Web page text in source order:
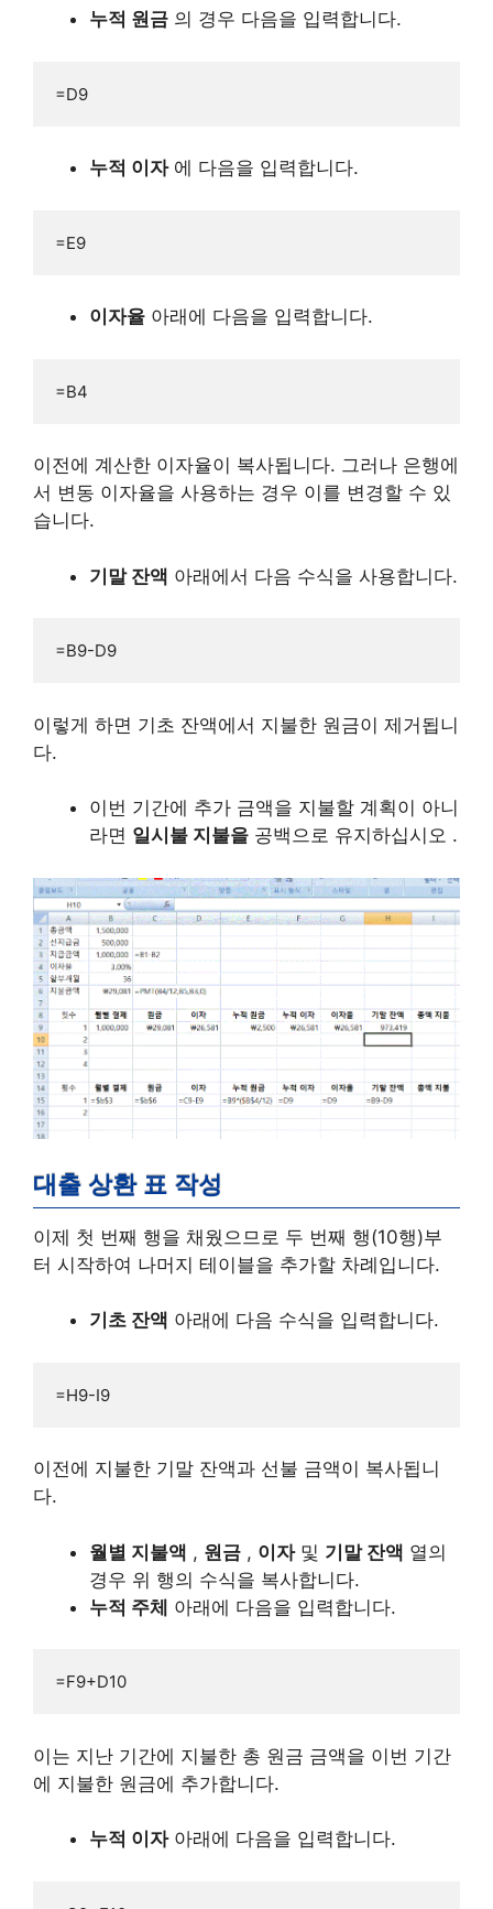
누적 원금 의 경우 다음을 입력합니다.
=D9
누적 이자에 다음을 입력합니다.
=E9
이자율 아래에 다음을 입력합니다.
=B4
이전에 계산한 이자율이 복사됩니다. 그러나 은행에
서 변동 이자율을 사용하는 경우 이를 변경할 수 있
습니다.
기말 잔액 아래에서 다음 수식을 사용합니다.
=B9-D9
이렇게 하면 기초 잔액에서 지불한 원금이 제거됩니
다.
이번 기간에 추가 금액을 지불할 계획이 아니
라면 일시불 지불을 공백으로 유지하십시오 .
대출 상환 표 작성
이제 첫 번째 행을 채웠으므로 두 번째 행(10행)부
터 시작하여 나머지 테이블을 추가할 차례입니다.
기초 잔액 아래에 다음 수식을 입력합니다.
=H9-I9
이전에 지불한 기말 잔액과 선불 금액이 복사됩니
다.
월별 지불액 , 원금 , 이자및 기말 잔액 열의
경우 위 행의 수식을 복사합니다.
누적 주체 아래에 다음을 입력합니다.
=F9+D10
이는 지난 기간에 지불한 총 원금 금액을 이번 기간
에 지불한 원금에 추가합니다.
누적 이자아래에 다음을 입력합니다.